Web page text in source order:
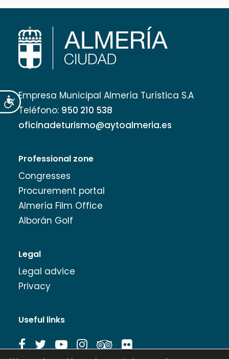
Accesibilidad
Empresa Municipal Almería Turística S.A
Teléfono: 950 210 538
oficinadeturismo@aytoalmeria.es
Professional zone
Congresses
Procurement portal
Almería Film Office
Alborán Golf
Legal
Legal advice
Privacy
Useful links